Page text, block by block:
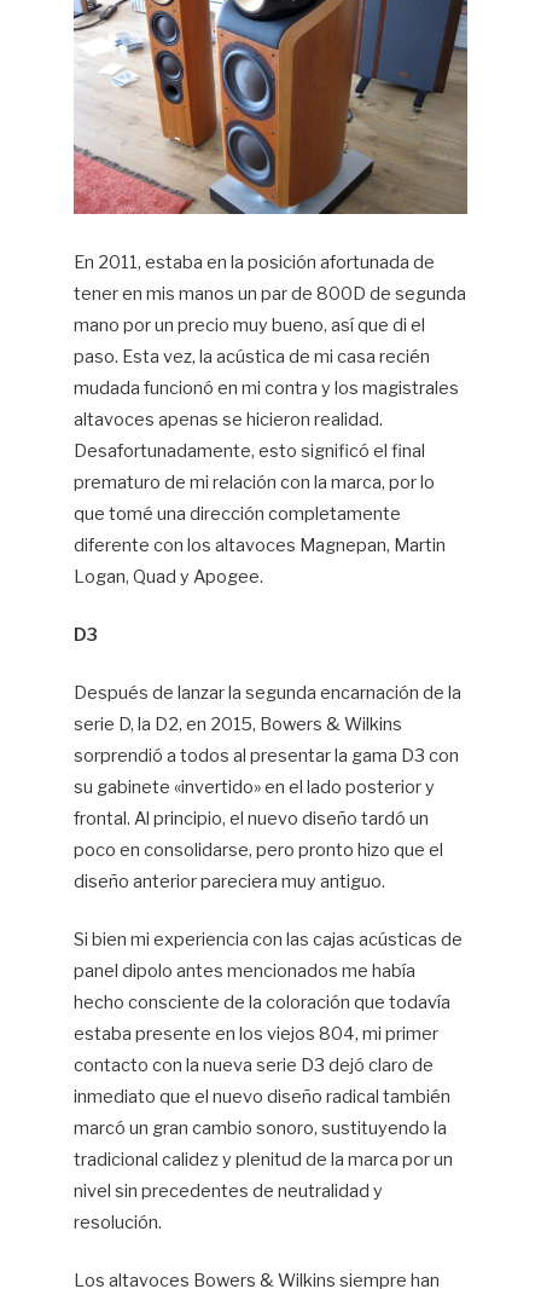
En 2011, estaba en la posición afortunada de
tener en mis manos un par de 800D de segunda
mano por un precio muy bueno, así que di el
paso. Esta vez, la acústica de mi casa recién
mudada funcionó en mi contra y los magistrales
altavoces apenas se hicieron realidad.
Desafortunadamente, esto significó el final
prematuro de mi relación con la marca, por lo
que tomé una dirección completamente
diferente con los altavoces Magnepan, Martin
Logan, Quad y Apogee.
D3
Después de lanzar la segunda encarnación de la
serie D, la D2, en 2015, Bowers & Wilkins
sorprendió a todos al presentar la gama D3 con
su gabinete «invertido» en el lado posterior y
frontal. Al principio, el nuevo diseño tardó un
poco en consolidarse, pero pronto hizo que el
diseño anterior pareciera muy antiguo.
Si bien mi experiencia con las cajas acústicas de
panel dipolo antes mencionados me había
hecho consciente de la coloración que todavía
estaba presente en los viejos 804, mi primer
contacto con la nueva serie D3 dejó claro de
inmediato que el nuevo diseño radical también
marcó un gran cambio sonoro, sustituyendo la
tradicional calidez y plenitud de la marca por un
nivel sin precedentes de neutralidad y
resolución.
Los altavoces Bowers & Wilkins siempre han